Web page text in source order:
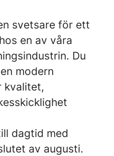
svetsare för ett
en av våra
Du
modern
kvalitet,
dagtid med
av augusti.